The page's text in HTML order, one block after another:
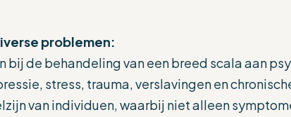
problemen:
de behandeling van een breed scala aan
stress, trauma, verslavingen en
van individuen, waarbij niet alleen